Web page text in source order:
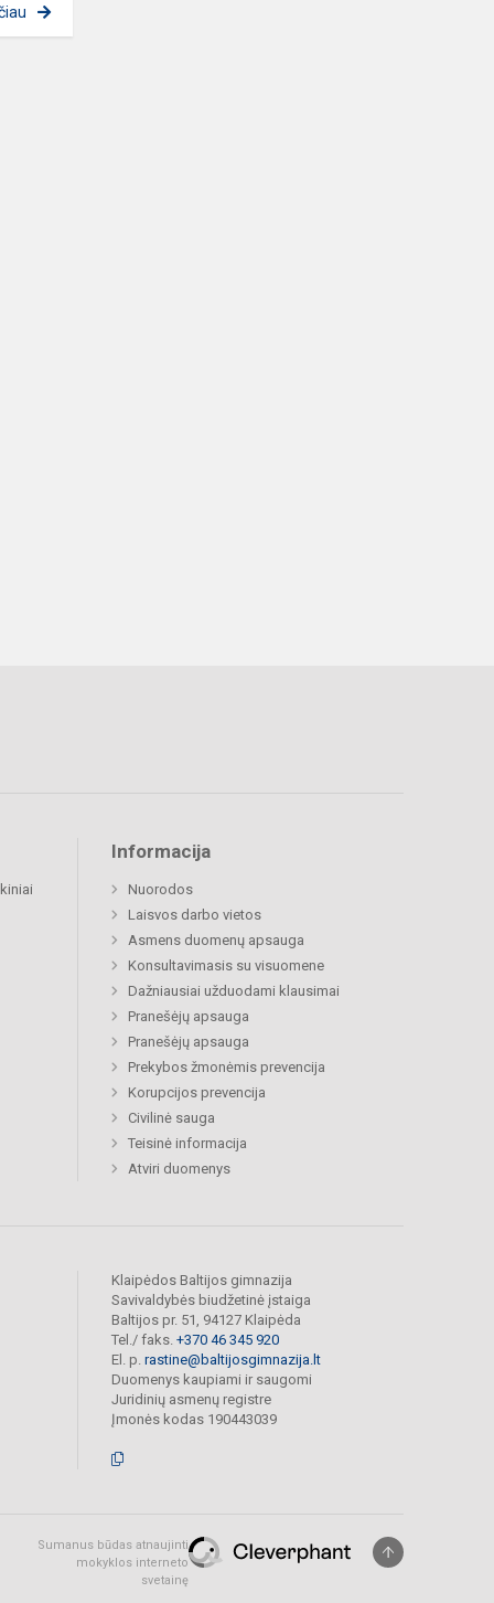
Informacija
Nuorodos
Laisvos darbo vietos
Asmens duomenų apsauga
Konsultavimasis su visuomene
Dažniausiai užduodami klausimai
Pranešėjų apsauga
Pranešėjų apsauga
Prekybos žmonėmis prevencija
Korupcijos prevencija
Civilinė sauga
Teisinė informacija
Atviri duomenys
Klaipėdos Baltijos gimnazija
Savivaldybės biudžetinė įstaiga
Baltijos pr. 51, 94127 Klaipėda
Tel./ faks. +370 46 345 920
El. p. rastine@baltijosgimnazija.lt
Duomenys kaupiami ir saugomi
Juridinių asmenų registre
Įmonės kodas 190443039
Sumanus būdas atnaujinti
mokyklos interneto
svetainę